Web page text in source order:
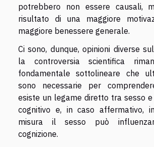
potrebbero non essere causali,
risultato di una maggiore
maggiore benessere generale.
Ci sono, dunque, opinioni diverse
la controversia scientifica
fondamentale sottolineare che
sono necessarie per
esiste un legame diretto tra sesso
cognitivo e, in caso affermativo,
misura il sesso può
cognizione.